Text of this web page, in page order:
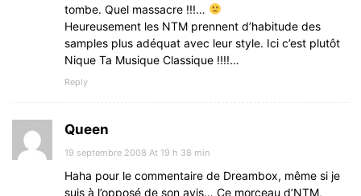
tombe. Quel massacre !!!…
Heureusement les NTM prennent d’habitude des
samples plus adéquat avec leur style. Ici c’est plutôt
Nique Ta Musique Classique !!!!…
Reply
Queen
19 septembre 2008 At 19 h 38 min
Haha pour le commentaire de Dreambox, même si je
suis à l’opposé de son avis… Ce morceau d’NTM,